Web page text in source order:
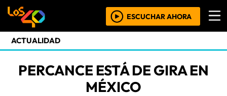
ESCUCHAR AHORA
ACTUALIDAD
PERCANCE ESTÁ DE GIRA EN
MÉXICO